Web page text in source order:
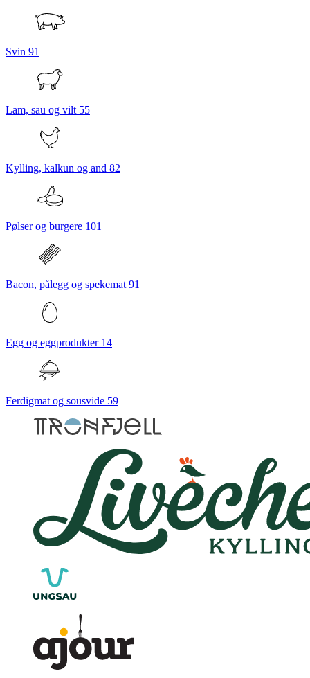
Svin 91
Lam, sau og vilt 55
Kylling, kalkun og and 82
Pølser og burgere 101
Bacon, pålegg og spekemat 91
Egg og eggprodukter 14
Ferdigmat og sousvide 59